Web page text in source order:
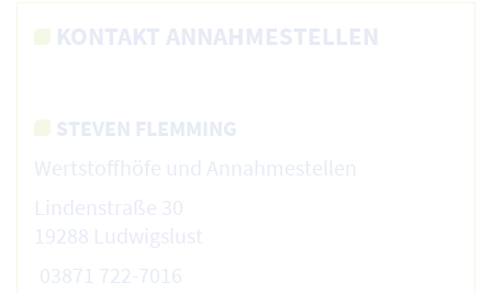
KONTAKT ANNAHMESTELLEN
STEVEN FLEMMING
Wertstoffhöfe und Annahmestellen
Lindenstraße 30
19288 Ludwigslust
03871 722-7016